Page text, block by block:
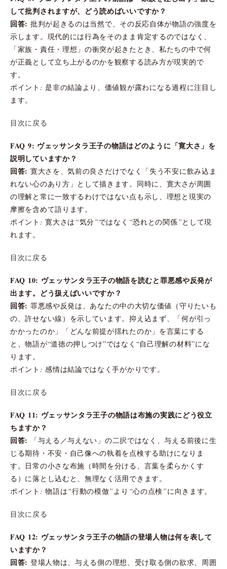
して批判されますが、どう読めばいいですか？
回答: 批判が起きるのは当然で、その反応自体が物語の強度を
示します。現代的には行為をそのまま肯定するのではなく、
「家族・責任・理想」の衝突が起きたとき、私たちの中で何
が正義として立ち上がるのかを観察する読み方が現実的で
す。
ポイント: 是非の結論より、価値観が露わになる過程に注目し
ます。
目次に戻る
FAQ 9: ヴェッサンタラ王子の物語はどのように「寛大さ」を
説明していますか？
回答: 寛大さを、気前の良さだけでなく「失う不安に飲み込ま
れない心のあり方」として描きます。同時に、寛大さが周囲
の理解と常に一致するわけではない点も示し、理想と現実の
摩擦を含めて語ります。
ポイント: 寛大さは“気分”ではなく“恐れとの関係”として現
れます。
目次に戻る
FAQ 10: ヴェッサンタラ王子の物語を読むと罪悪感や反発が
出ます。どう扱えばいいですか？
回答: 罪悪感や反発は、あなたの中の大切な価値（守りたいも
の、許せない線）を示しています。抑え込まず、「何が引っ
かかったのか」「どんな前提が揺れたのか」を言葉にする
と、物語が“道徳の押しつけ”ではなく“自己理解の材料”にな
ります。
ポイント: 感情は結論ではなく手がかりです。
目次に戻る
FAQ 11: ヴェッサンタラ王子の物語は布施の実践にどう役立
ちますか？
回答:
「与える／与えない」の二択ではなく、与える前後に生
じる期待・不安・自己像への執着を点検する助けになりま
す。日常の小さな布施（時間を分ける、言葉を柔らかくす
る）に落とし込むと、無理なく活用できます。
ポイント: 物語は“行動の模倣”より“心の点検”に向きます。
目次に戻る
FAQ 12: ヴェッサンタラ王子の物語の登場人物は何を表して
いますか？
回答: 登場人物は、与える側の理想、受け取る側の欲求、周囲